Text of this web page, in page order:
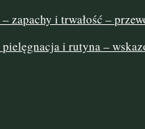
zapachy i trwałość –
pielęgnacja i rutyna –